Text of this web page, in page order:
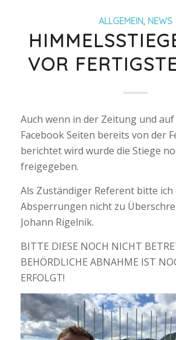
ALLGEMEIN, NEWS
VOR
Auch wenn in der Zeitung und
Facebook Seiten bereits von der
berichtet wird wurde die Stiege
freigegeben.
Als Zuständiger Referent bitte ich
Absperrungen nicht zu
Johann Rigelnik.
BITTE DIESE NOCH NICHT
BEHÖRDLICHE ABNAHME IST
ERFOLGT!